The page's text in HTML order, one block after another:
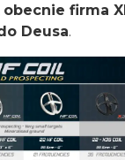
obecnie firma
Deusa.